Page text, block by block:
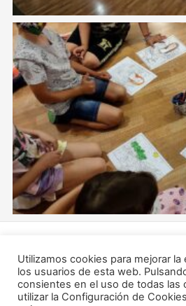
Caudete
Política de
Utilizamos cookies para mejorar
los usuarios de esta web.
consientes en el uso de todas las
utilizar la Configuración de